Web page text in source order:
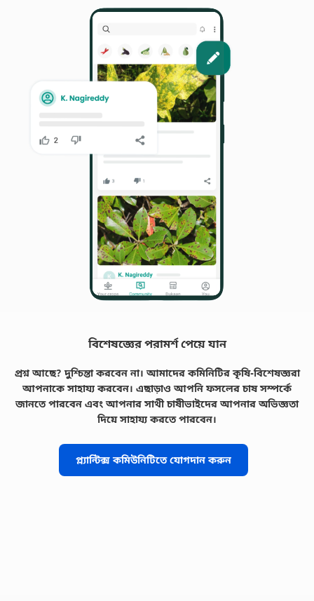
বিশেষজ্ঞের পরামর্শ পেয়ে যান
প্রশ্ন আছে? দুশ্চিন্তা করবেন না। আমাদের কমিনিটির কৃষি-বিশেষজ্ঞরা
আপনাকে সাহায্য করবেন। এছাড়াও আপনি ফসলের চাষ সম্পর্কে
জানতে পারবেন এবং আপনার সাথী চাষীভাইদের আপনার অভিজ্ঞতা
দিয়ে সাহায্য করতে পারবেন।
প্ল্যান্টিক্স কমিউনিটিতে যোগদান করুন